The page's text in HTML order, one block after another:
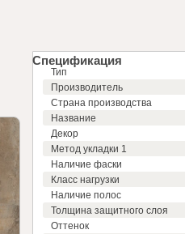
Спецификация
Тип
Производитель
Страна производства
Название
Декор
Метод укладки 1
Наличие фаски
Класс нагрузки
Наличие полос
Толщина защитного слоя
Оттенок